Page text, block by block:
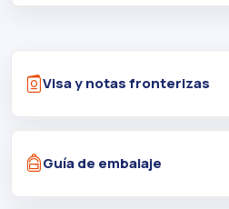
Visa y notas fronterizas
Guía de embalaje